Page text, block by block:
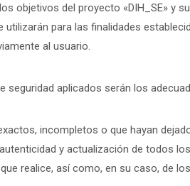
objetivos del proyecto «DIH_SE» y
utilizarán para las finalidades
al usuario.
seguridad aplicados serán los
incompletos o que hayan
y actualización de todos
realice, así como, en su caso, de